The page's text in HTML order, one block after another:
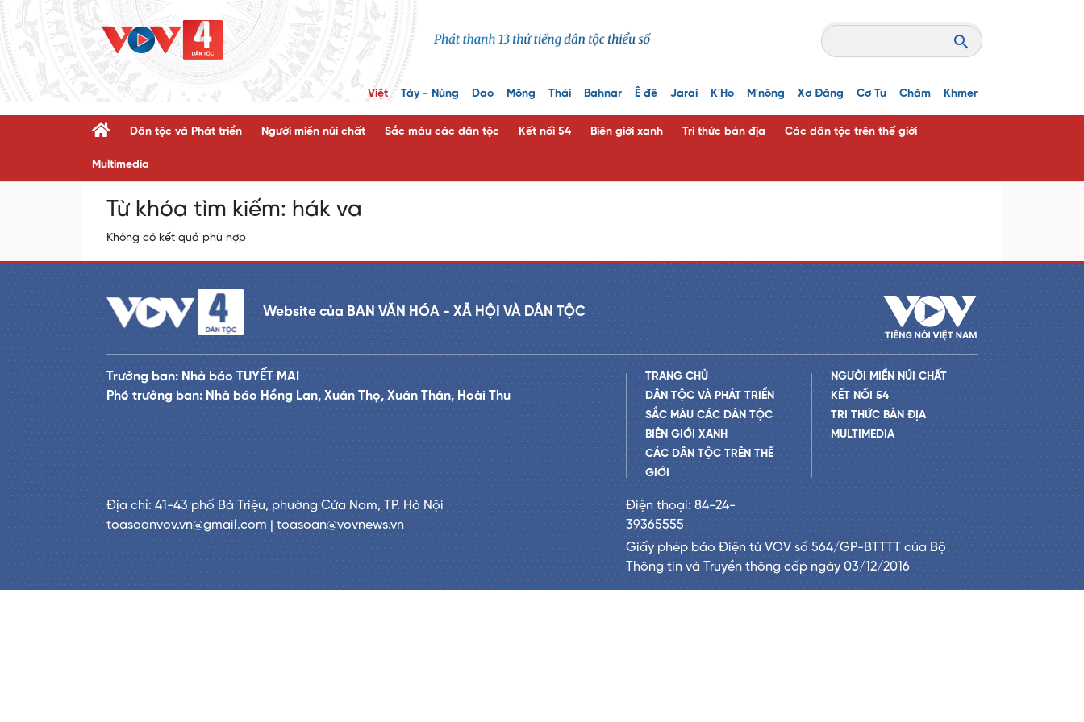
Việt Tày - Nùng Dao Mông Thái Bahnar Ê đê Jarai K'Ho M'nông Xơ Đăng Cơ Tu Chăm Khmer
Dân tộc và Phát triển Người miền núi chất Sắc màu các dân tộc Kết nối 54 Biên giới xanh Tri thức bản địa Các dân tộc trên thế giới
Multimedia
Từ khóa tìm kiếm: hák va
Không có kết quả phù hợp
Website của BAN VĂN HÓA - XÃ HỘI VÀ DÂN TỘC
Trưởng ban: Nhà báo TUYẾT MAI
Phó trưởng ban: Nhà báo Hồng Lan, Xuân Thọ, Xuân Thân, Hoài Thu
TRANG CHỦ
DÂN TỘC VÀ PHÁT TRIỂN
SẮC MÀU CÁC DÂN TỘC
BIÊN GIỚI XANH
CÁC DÂN TỘC TRÊN THẾ
GIỚI
NGƯỜI MIỀN NÚI CHẤT
KẾT NỐI 54
TRI THỨC BẢN ĐỊA
MULTIMEDIA
Địa chỉ: 41-43 phố Bà Triệu, phường Cửa Nam, TP. Hà Nội
toasoanvov.vn@gmail.com | toasoan@vovnews.vn
Điện thoại: 84-24-
39365555
Giấy phép báo Điện tử VOV số 564/GP-BTTTT của Bộ
Thông tin và Truyền thông cấp ngày 03/12/2016